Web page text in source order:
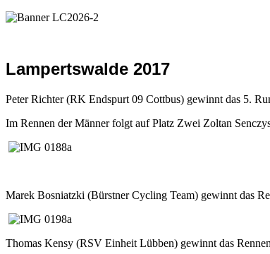
Lampertswalde 2017
Peter Richter (RK Endspurt 09 Cottbus) gewinnt das 5.
Im Rennen der Männer folgt auf Platz Zwei Zoltan
Marek Bosniatzki (Bürstner Cycling Team) gewinnt das
Thomas Kensy (RSV Einheit Lübben) gewinnt das